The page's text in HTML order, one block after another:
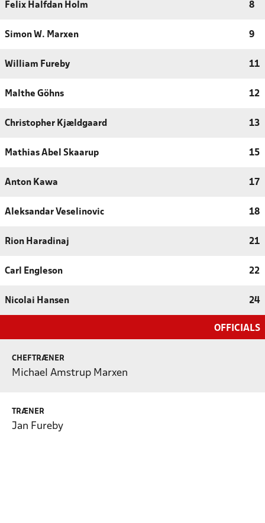
Felix Halfdan Holm 8
Simon W. Marxen 9
William Fureby 11
Malthe Göhns 12
Christopher Kjældgaard 13
Mathias Abel Skaarup 15
Anton Kawa 17
Aleksandar Veselinovic 18
Rion Haradinaj 21
Carl Engleson 22
Nicolai Hansen 24
OFFICIALS
CHEFTRÆNER
Michael Amstrup Marxen
TRÆNER
Jan Fureby